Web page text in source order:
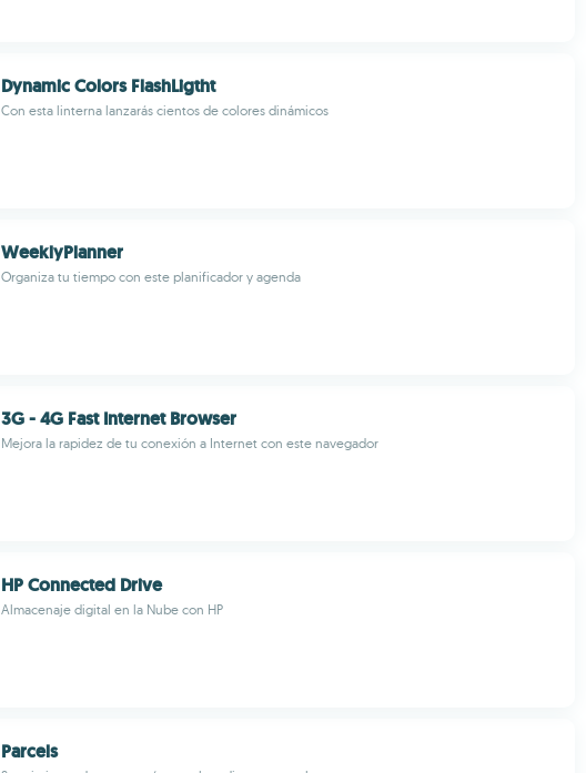
Dynamic Colors FlashLigtht
Con esta linterna lanzarás cientos de colores dinámicos
WeeklyPlanner
Organiza tu tiempo con este planificador y agenda
3G - 4G Fast Internet Browser
Mejora la rapidez de tu conexión a Internet con este navegador
HP Connected Drive
Almacenaje digital en la Nube con HP
Parcels